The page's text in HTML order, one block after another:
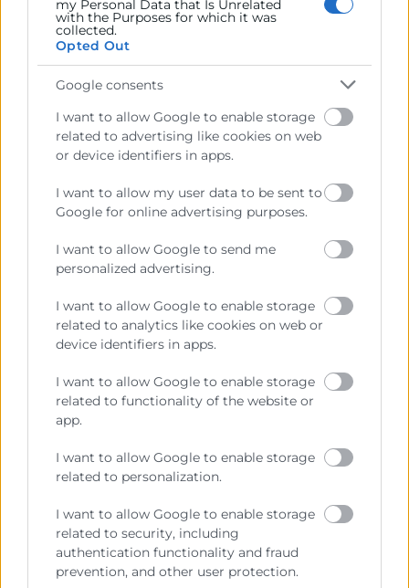
my Personal Data that Is Unrelated
with the Purposes for which it was
collected.
Opted Out
Google consents
I want to allow Google to enable storage
related to advertising like cookies on web
or device identifiers in apps.
I want to allow my user data to be sent to
Google for online advertising purposes.
I want to allow Google to send me
personalized advertising.
I want to allow Google to enable storage
related to analytics like cookies on web or
device identifiers in apps.
I want to allow Google to enable storage
related to functionality of the website or
app.
I want to allow Google to enable storage
related to personalization.
I want to allow Google to enable storage
related to security, including
authentication functionality and fraud
prevention, and other user protection.
Cámara València es una corporación de derecho público,
colaboradora de las Administraciones Públicas, dedicada a:
Representar, promocionar y defender los intereses
generales del comercio, la industria y la navegación.
Ejercitar las competencias de carácter público
previstas en la Ley, o que puedan encomendar y
delegar las Administraciones Públicas.
Contacto
Recursos